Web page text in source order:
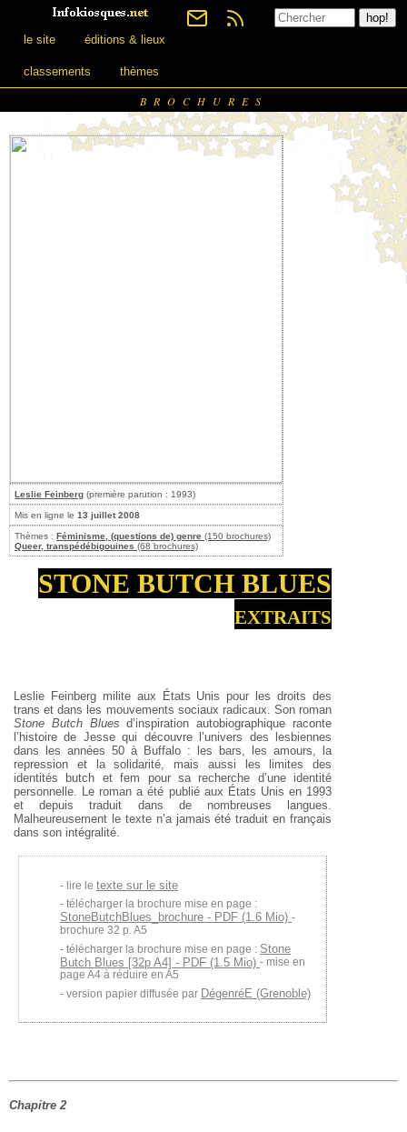
le site éditions & lieux
classements thèmes
BROCHURES
Leslie Feinberg (première parution : 1993)
Mis en ligne le 13 juillet 2008
Thèmes : Féminisme, (questions de) genre (150 brochures)
Queer, transpédébigouines (68 brochures)
STONE BUTCH BLUES
extraits
Leslie Feinberg milite aux États Unis pour les droits des
trans et dans les mouvements sociaux radicaux. Son roman
Stone Butch Blues d’inspiration autobiographique raconte
l’histoire de Jesse qui découvre l’univers des lesbiennes
dans les années 50 à Buffalo : les bars, les amours, la
repression et la solidarité, mais aussi les limites des
identités butch et fem pour sa recherche d’une identité
personnelle. Le roman a été publié aux États Unis en 1993
et depuis traduit dans de nombreuses langues.
Malheureusement le texte n’a jamais été traduit en français
dans son intégralité.
lire le texte sur le site
télécharger la brochure mise en page :
StoneButchBlues_brochure - PDF (1.6 Mio) -
brochure 32 p. A5
télécharger la brochure mise en page : Stone
Butch Blues [32p A4] - PDF (1.5 Mio) - mise en
page A4 à réduire en A5
version papier diffusée par DégenréE (Grenoble)
Chapitre 2